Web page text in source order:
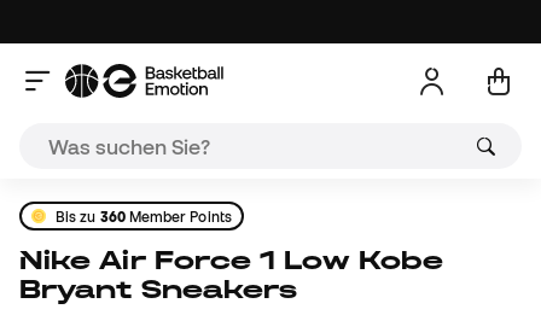
Bis zu 360Member Points
Nike Air Force 1 Low Kobe
Bryant Sneakers